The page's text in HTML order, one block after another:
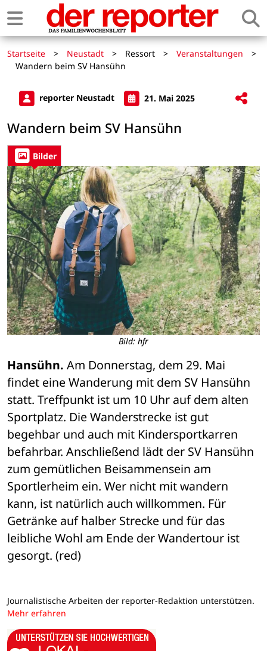
Startseite > Neustadt > Ressort > Veranstaltungen
>
Wandern beim SV Hansühn
reporter Neustadt 21. Mai 2025
Wandern beim SV Hansühn
Bilder
Bild: hfr
Hansühn. Am Donnerstag, dem 29. Mai
findet eine Wanderung mit dem SV Hansühn
statt. Treffpunkt ist um 10 Uhr auf dem alten
Sportplatz. Die Wanderstrecke ist gut
begehbar und auch mit Kindersportkarren
befahrbar. Anschließend lädt der SV Hansühn
zum gemütlichen Beisammensein am
Sportlerheim ein. Wer nicht mit wandern
kann, ist natürlich auch willkommen. Für
Getränke auf halber Strecke und für das
leibliche Wohl am Ende der Wandertour ist
gesorgt. (red)
Journalistische Arbeiten der reporter-Redaktion unterstützen.
Mehr erfahren